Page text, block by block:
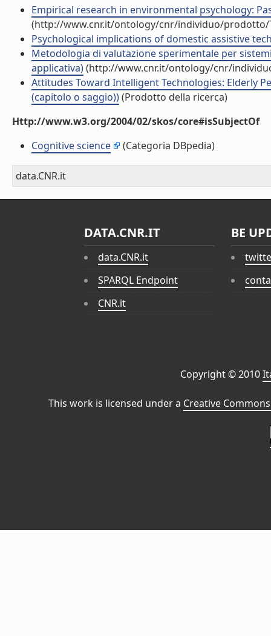
Empirical research in environmental psychology:
(http://www.cnr.it/ontology/cnr/individuo/prodotto/
Psychological implications of domestic assistive
Metodologia di valutazione sperimentale per
applicativa)(http://www.cnr.it/ontology/cnr/
Attitudes Toward Intelligent Technologies: Elderly
(capitolo o saggio))(Prodotto della ricerca)
Http://www.w3.org/2004/02/skos/core#isSubjectOf
Cognitive science
(Categoria DBpedia)
data.CNR.it
DATA.CNR.IT
data.CNR.it
SPARQL Endpoint
CNR.it
BE
Copyright © 2010
This work is licensed under a Creative